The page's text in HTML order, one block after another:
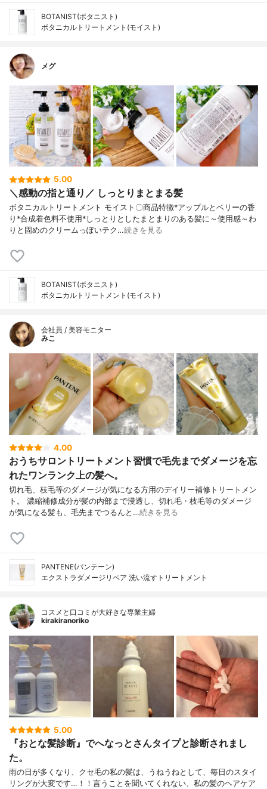
BOTANIST(ボタニスト)
ボタニカルトリートメント(モイスト)
メグ
5.00
＼感動の指と通り／ しっとりまとまる髪
ボタニカルトリートメント モイスト〇商品特徴*アップルとベリーの香
り*合成着色料不使用*しっとりとしたまとまりのある髪に～使用感～わ
りと固めのクリームっぽいテク…続きを見る
BOTANIST(ボタニスト)
ボタニカルトリートメント(モイスト)
会社員 / 美容モニター
みこ
4.00
おうちサロントリートメント習慣で毛先までダメージを忘
れたワンランク上の髪へ。
切れ毛、枝毛等のダメージが気になる方用のデイリー補修トリートメン
ト。 濃縮補修成分が髪の内部まで浸透し、切れ毛・枝毛等のダメージ
が気になる髪も、毛先までつるんと…続きを見る
PANTENE(パンテーン)
エクストラダメージリペア 洗い流すトリートメント
コスメと口コミが大好きな専業主婦
kirakiranoriko
5.00
『おとな髪診断』でへなっとさんタイプと診断されまし
た。
雨の日が多くなり、クセ毛の私の髪は、うねうねとして、毎日のスタイ
リングが大変です…！！言うことを聞いてくれない、私の髪のヘアケア